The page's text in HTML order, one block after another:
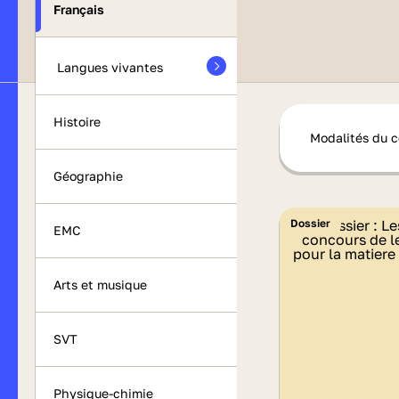
Français
Langues vivantes
Histoire
Géographie
EMC
Arts et musique
SVT
Physique-chimie
Modalités du
Dossier